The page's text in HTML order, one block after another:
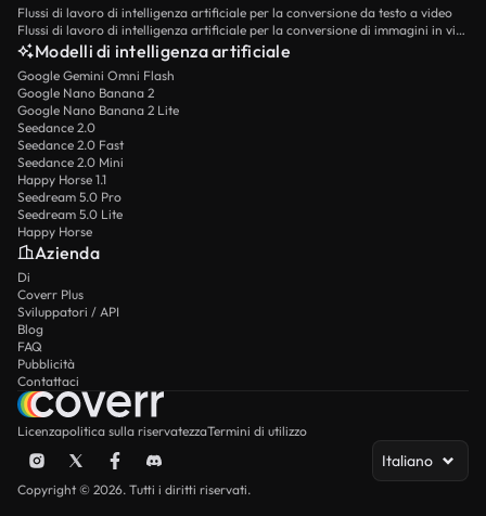
Flussi di lavoro di intelligenza artificiale per la conversione da testo a video
Flussi di lavoro di intelligenza artificiale per la conversione di immagini in video
Modelli di intelligenza artificiale
Google Gemini Omni Flash
Google Nano Banana 2
Google Nano Banana 2 Lite
Seedance 2.0
Seedance 2.0 Fast
Seedance 2.0 Mini
Happy Horse 1.1
Seedream 5.0 Pro
Seedream 5.0 Lite
Happy Horse
Azienda
Di
Coverr Plus
Sviluppatori / API
Blog
FAQ
Pubblicità
Contattaci
Licenzapolitica sulla riservatezzaTermini di utilizzo
Italiano
Copyright © 2026. Tutti i diritti riservati.